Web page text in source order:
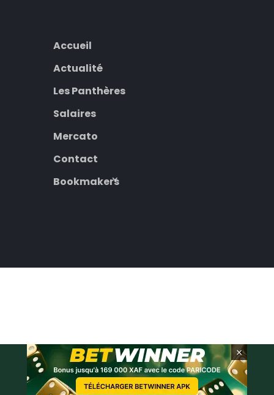
Accueil
Actualité
Les Panthères
Salaires
Mercato
Contact
Bookmakers
×